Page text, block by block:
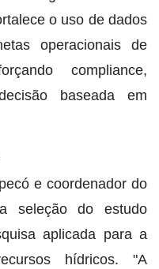
o uso de dados
operacionais de
compliance,
baseada em
e coordenador do
seleção do estudo
aplicada para a
hídricos. "A